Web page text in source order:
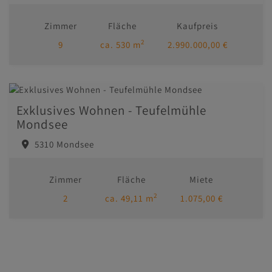
Zimmer
9
Fläche
ca. 530 m2
Kaufpreis
2.990.000,00 €
Exklusives Wohnen - Teufelmühle
Mondsee
5310 Mondsee
Zimmer
2
Fläche
ca. 49,11 m2
Miete
1.075,00 €